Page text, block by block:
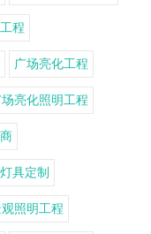
程
广场亮化工程
场亮化照明工程
具定制
照明工程